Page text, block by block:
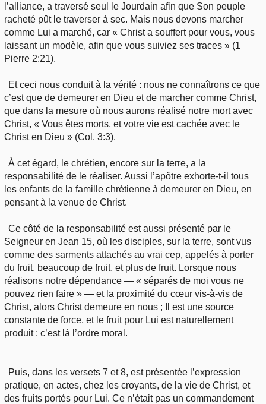
l’alliance, a traversé seul le Jourdain afin que Son peuple
racheté pût le traverser à sec. Mais nous devons marcher
comme Lui a marché, car « Christ a souffert pour vous, vous
laissant un modèle, afin que vous suiviez ses traces » (1
Pierre 2:21).
Et ceci nous conduit à la vérité : nous ne connaîtrons ce que
c’est que de demeurer en Dieu et de marcher comme Christ,
que dans la mesure où nous aurons réalisé notre mort avec
Christ, « Vous êtes morts, et votre vie est cachée avec le
Christ en Dieu » (Col. 3:3).
À cet égard, le chrétien, encore sur la terre, a la
responsabilité de le réaliser. Aussi l’apôtre exhorte-t-il tous
les enfants de la famille chrétienne à demeurer en Dieu, en
pensant à la venue de Christ.
Ce côté de la responsabilité est aussi présenté par le
Seigneur en Jean 15, où les disciples, sur la terre, sont vus
comme des sarments attachés au vrai cep, appelés à porter
du fruit, beaucoup de fruit, et plus de fruit. Lorsque nous
réalisons notre dépendance — « séparés de moi vous ne
pouvez rien faire » — et la proximité du cœur vis-à-vis de
Christ, alors Christ demeure en nous ; Il est une source
constante de force, et le fruit pour Lui est naturellement
produit : c’est là l’ordre moral.
Puis, dans les versets 7 et 8, est présentée l’expression
pratique, en actes, chez les croyants, de la vie de Christ, et
des fruits portés pour Lui. Ce n’était pas un commandement